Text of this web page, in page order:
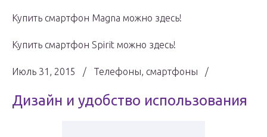
Купить смартфон Magna можно здесь!
Купить смартфон Spirit можно здесь!
Июль 31, 2015 / Телефоны, смартфоны /
Дизайн и удобство использования